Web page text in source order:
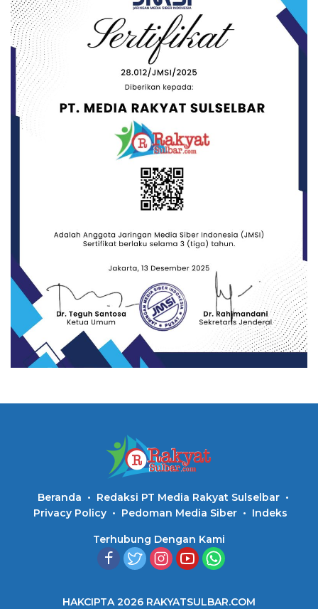
Beranda
Redaksi PT Media Rakyat Sulselbar
Privacy Policy
Pedoman Media Siber Indeks
Terhubung Dengan Kami
HAKCIPTA 2026 RAKYATSULBAR.COM